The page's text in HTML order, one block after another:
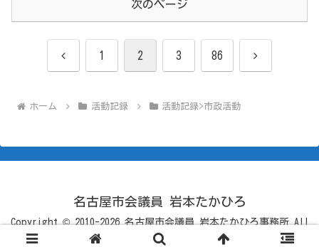
次のページ
前 1 2 3 86 次
ホーム 活動記録 活動記録>市政活動
名古屋市会議員 岩本たかひろ
Copyright © 2010-2026 名古屋市会議員 岩本たかひろ事務所 All
Rights Reserved.